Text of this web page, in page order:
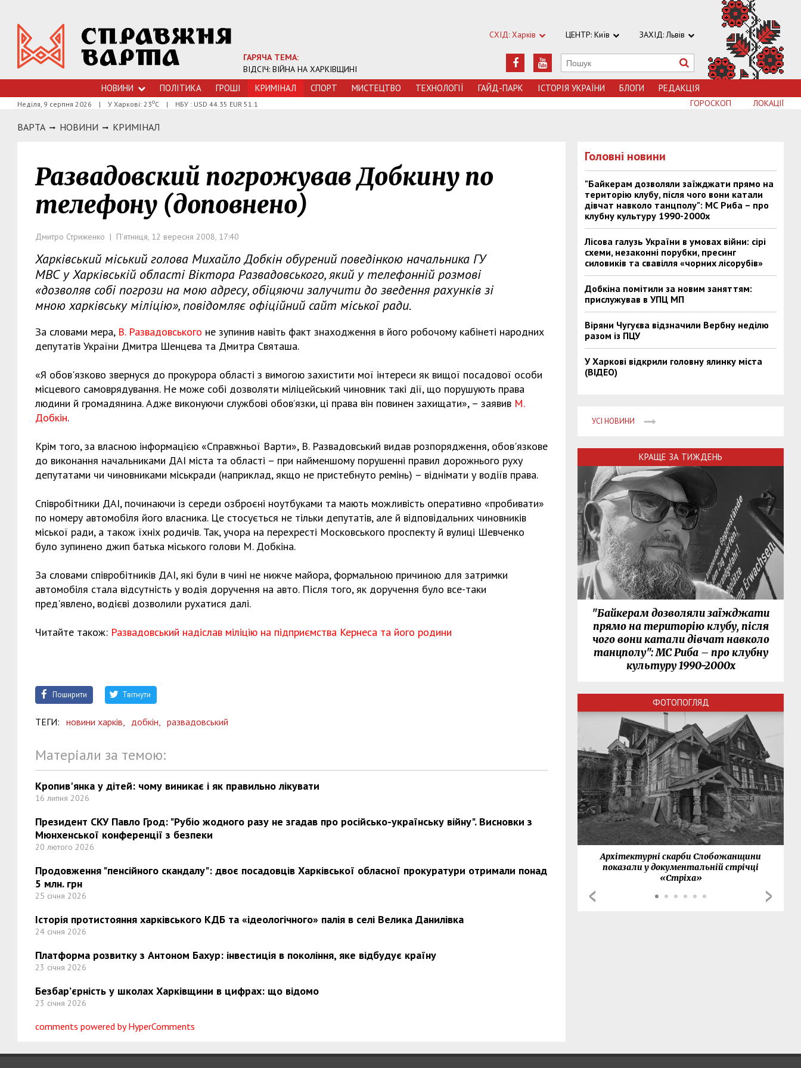
ГАРЯЧА ТЕМА:
ВІДСІЧ: ВІЙНА НА ХАРКІВЩИНІ
СХІД: Харків ЦЕНТР: Київ ЗАХІД: Львів
НОВИНИ ПОЛІТИКА ГРОШI КРИМIНАЛ СПОРТ МИСТЕЦТВО ТЕХНОЛОГIЇ ГАЙД-ПАРК ІСТОРІЯ УКРАЇНИ БЛОГИ РЕДАКЦІЯ
Неділя, 9 серпня 2026 | У Харкові: 23оС | НБУ : USD 44.35 EUR 51.1 ЛОКАЦІЇ
ГОРОСКОП
ВАРТА НОВИНИ КРИМIНАЛ
Развадовский погрожував Добкину по
телефону (доповнено)
Дмитро Стриженко | П'ятниця, 12 вересня 2008, 17:40
Харківський міський голова Михайло Добкін обурений поведінкою начальника ГУ
МВС у Харківській області Віктора Развадовського, який у телефонній розмові
«дозволяв собі погрози на мою адресу, обіцяючи залучити до зведення рахунків зі
мною харківську міліцію», повідомляє офіційний сайт міської ради.
За словами мера, В. Развадовського не зупинив навіть факт знаходження в його робочому кабінеті народних
депутатів України Дмитра Шенцева та Дмитра Святаша.
«Я обов'язково звернуся до прокурора області з вимогою захистити мої інтереси як вищої посадової особи
місцевого самоврядування. Не може собі дозволяти міліцейський чиновник такі дії, що порушують права
людини й громадянина. Адже виконуючи службові обов’язки, ці права він повинен захищати», – заявив М.
Добкін.
Крім того, за власною інформацією «Справжньої Варти», В. Развадовський видав розпорядження, обов'язкове
до виконання начальниками ДАІ міста та області – при найменшому порушенні правил дорожнього руху
депутатами чи чиновниками міськради (наприклад, якщо не пристебнуто ремінь) – віднімати у водіїв права.
Співробітники ДАІ, починаючи із середи озброєні ноутбуками та мають можливість оперативно «пробивати»
по номеру автомобіля його власника. Це стосується не тільки депутатів, але й відповідальних чиновників
міської ради, а також їхніх родичів. Так, учора на перехресті Московського проспекту й вулиці Шевченко
було зупинено джип батька міського голови М. Добкіна.
За словами співробітників ДАІ, які були в чині не нижче майора, формальною причиною для затримки
автомобіля стала відсутність у водія доручення на авто. Після того, як доручення було все-таки
пред'явлено, водієві дозволили рухатися далі.
Читайте також: Развадовський надіслав міліцію на підприємства Кернеса та його родини
Поширити Твітнути
ТЕГИ: новини харків, добкін, развадовський
Матеріали за темою:
Кропив'янка у дітей: чому виникає і як правильно лікувати
16 липня 2026
Президент СКУ Павло Грод: "Рубіо жодного разу не згадав про російсько-українську війну". Висновки з
Мюнхенської конференції з безпеки
20 лютого 2026
Продовження "пенсійного скандалу": двоє посадовців Харківської обласної прокуратури отримали понад
5 млн. грн
25 січня 2026
Історія протистояння харківського КДБ та «ідеологічного» палія в селі Велика Данилівка
24 січня 2026
Платформа розвитку з Антоном Бахур: інвестиція в покоління, яке відбудує країну
23 січня 2026
Безбар’єрність у школах Харківщини в цифрах: що відомо
23 січня 2026
comments powered by HyperComments
Головні новини
"Байкерам дозволяли заїжджати прямо на
територію клубу, після чого вони катали
дівчат навколо танцполу": МС Риба – про
клубну культуру 1990-2000х
Лісова галузь України в умовах війни: сірі
схеми, незаконні порубки, пресинг
силовиків та свавілля «чорних лісорубів»
Добкіна помітили за новим заняттям:
прислужував в УПЦ МП
Віряни Чугуєва відзначили Вербну неділю
разом із ПЦУ
У Харкові відкрили головну ялинку міста
(ВІДЕО)
УСІ НОВИНИ
КРАЩЕ ЗА ТИЖДЕНЬ
"Байкерам дозволяли заїжджати
прямо на територію клубу, після
чого вони катали дівчат навколо
танцполу": МС Риба – про клубну
культуру 1990-2000х
ФОТОПОГЛЯД
Архітектурні скарби Слобожанщини
показали у документальній стрічці
«Стріха»